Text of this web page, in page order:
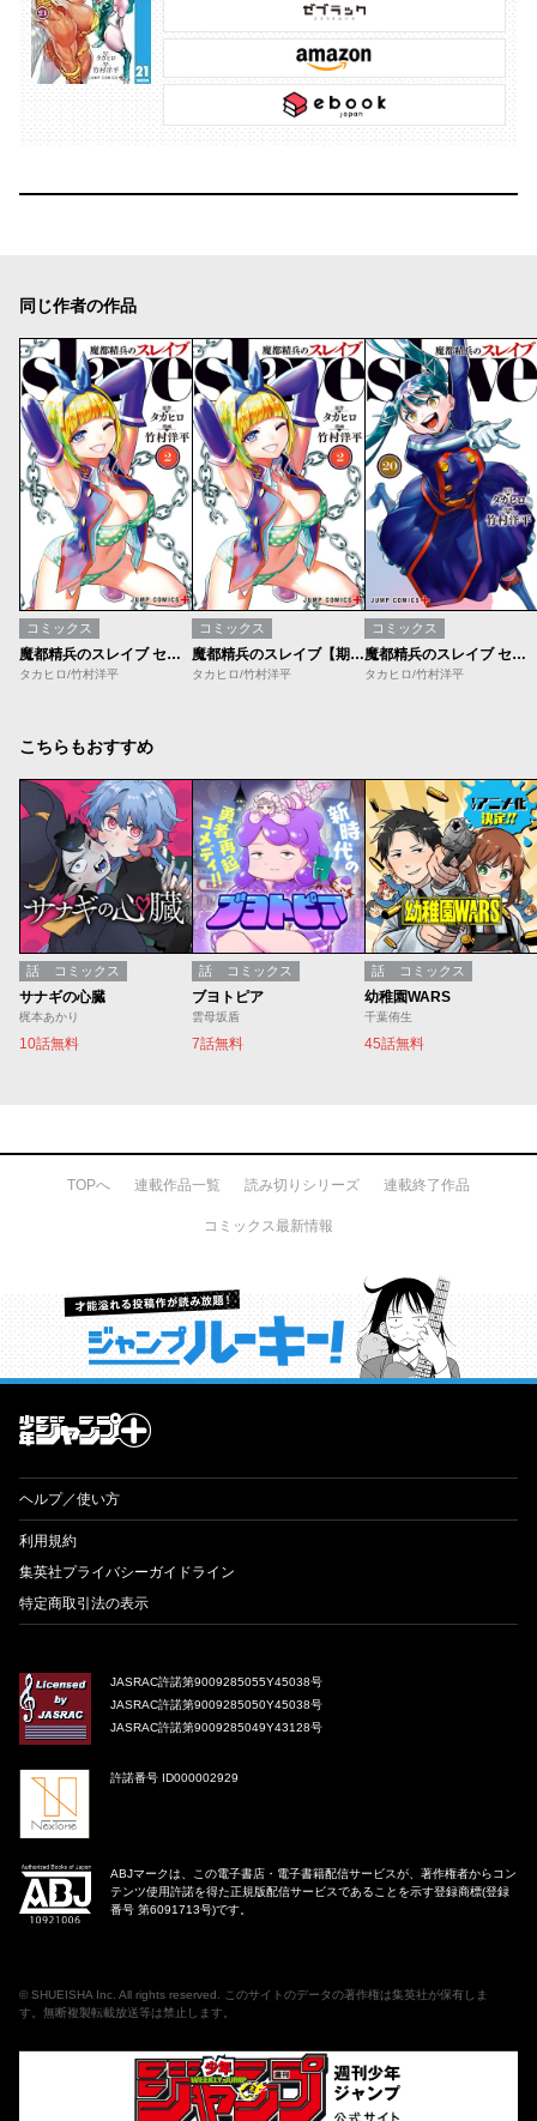
同じ作者の作品
コミックス
魔都精兵のスレイブ セミカラー版【期間限定無料】
タカヒロ/竹村洋平
コミックス
魔都精兵のスレイブ【期間限定無料】
タカヒロ/竹村洋平
コミックス
魔都精兵のスレイブ セミカラー版
タカヒロ/竹村洋平
こちらもおすすめ
話 コミックス
サナギの心臓
梶本あかり
10話無料
話 コミックス
ブヨトピア
雲母坂盾
7話無料
話 コミックス
幼稚園WARS
千葉侑生
45話無料
TOPへ 連載作品一覧 読み切りシリーズ 連載終了作品
コミックス最新情報
才能溢れる投稿作が読み放題！ ジャンプルーキー！
ヘルプ／使い方
利用規約
集英社プライバシーガイドライン
特定商取引法の表示
JASRAC許諾第9009285055Y45038号
JASRAC許諾第9009285050Y45038号
JASRAC許諾第9009285049Y43128号
許諾番号 ID000002929
ABJマークは、この電子書店・電子書籍配信サービスが、著作権者からコン
テンツ使用許諾を得た正規版配信サービスであることを示す登録商標(登録
番号 第6091713号)です。
© SHUEISHA Inc . All rights reserved. このサイトのデータの著作権は集英社が保有しま
す。無断複製転載放送等は禁止します。